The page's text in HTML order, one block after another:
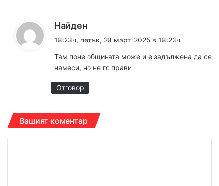
Найден
а
а
18:23ч, петък, 28 март, 2025 в 18:23ч
Там поне общината може и е задължена да се
намеси, но не го прави
Отговор
Вашият коментар